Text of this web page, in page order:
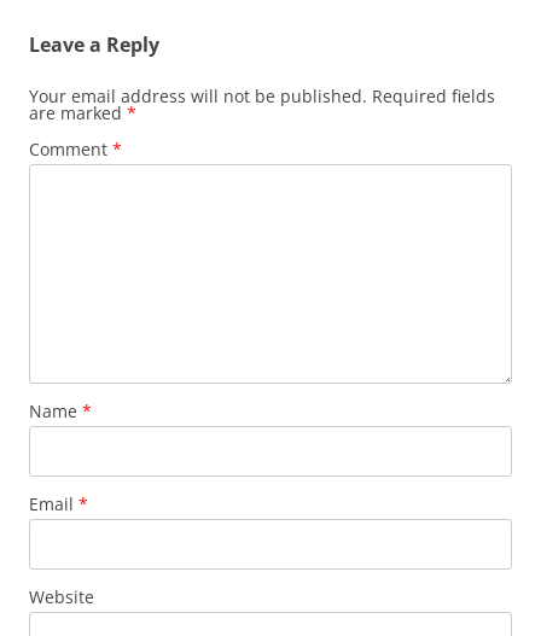
Leave a Reply
Your email address will not be published. Required fields
are marked *
Comment *
Name *
Email *
Website